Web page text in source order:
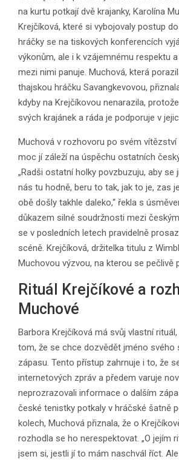
na kurtu potkají dvě krajanky, Karolína
Krejčíková, které si vybojovaly postup
hráčky se na tiskových konferencích
výkonům, ale i k vzájemnému respektu
mezi nimi panuje. Muchová, která
thajskou hráčku Savangkevovou,
kdyby na Krejčíkovou nenarazila,
svých krajánek a ráda je podporuje v
Muchová v rozhovoru po svém vítězství
moc jí záleží na úspěchu ostatních
„Radši ostatní holky povzbuzuju, aby se
nás tu hodně, beru to tak, jak to je, zas
obě došly takhle daleko,“ řekla s
důkazem silné soudržnosti mezi
se v posledních letech pravidelně
scéně. Krejčíková, držitelka titulu z
Muchovou výzvou, na kterou se pečlivě
Rituál Krejčíkové a
Muchové
Barbora Krejčíková má svůj vlastní
tom, že se chce dozvědět jméno svého
zápasu. Tento přístup zahrnuje i to, že
internetových zpráv a předem varuje
neprozrazovali informace o dalším
české tenistky potkaly v hráčské šatně
kolech, Muchová přiznala, že o
rozhodla se ho nerespektovat. „O jejím
jsem si, jestli jí to mám naschvál říct.